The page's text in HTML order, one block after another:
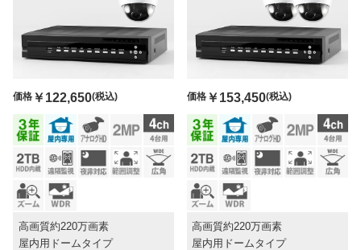
価格 ￥122,650(税込)
高画質約220万画素
屋内用ドームタイプ
価格￥153,450(税込)
高画質約220万画素
屋内用ドームタイプ